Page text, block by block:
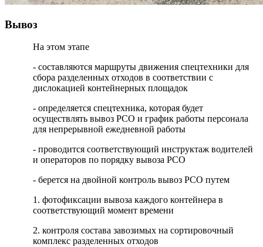
Вывоз
На этом этапе
- составляются маршруты движения спецтехники для
сбора разделенных отходов в соответствии с
дислокацией контейнерных площадок
- определяется спецтехника, которая будет
осуществлять вывоз РСО и график работы персонала
для непрерывной ежедневной работы
- проводится соответствующий инструктаж водителей
и операторов по порядку вывоза РСО
- берется на двойной контроль вывоз РСО путем
1. фотофиксации вывоза каждого контейнера в
соответствующий момент времени
2. контроля состава завозимых на сортировочный
комплекс разделенных отходов